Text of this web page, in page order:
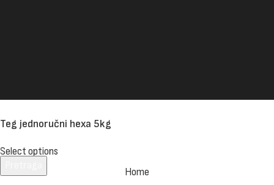
Teg jednoručni hexa 5kg
Select options
Home